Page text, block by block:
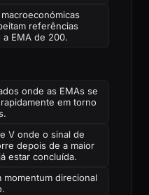
referências
a EMA de 200.
onde as EMAs se
em torno
V onde o sinal de
depois de a maior
estar concluída.
momentum direcional